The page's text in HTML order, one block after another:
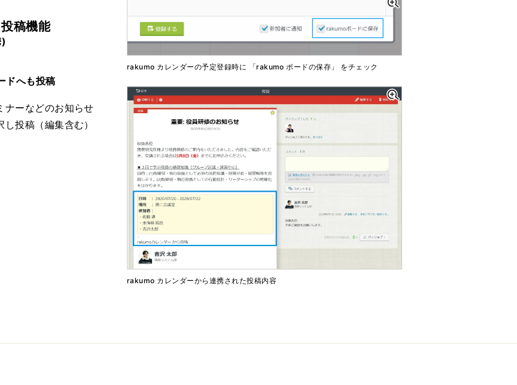
稿機能
ドへも投稿
ナーなどのお知らせ
投稿（編集含む）
rakumo カレンダーの予定登録時に 「rakumo ボードの保存」 をチェック
rakumo カレンダーから連携された投稿内容